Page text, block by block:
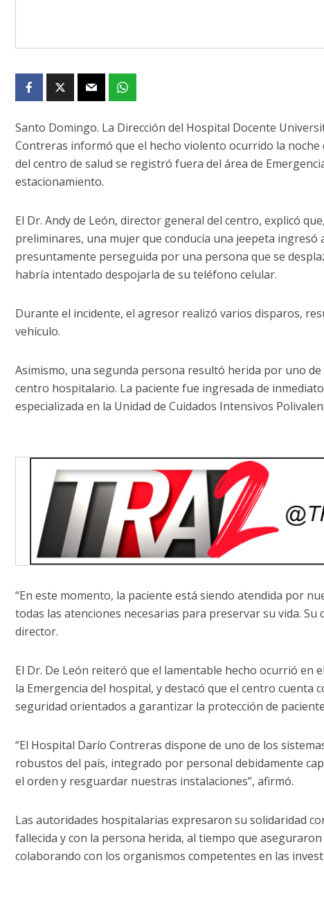
Santo Domingo. La Dirección del Hospital Docente
Contreras informó que el hecho violento ocurrido la noche
del centro de salud se registró fuera del área de
estacionamiento.
El Dr. Andy de León, director general del centro, explicó
preliminares, una mujer que conducía una jeepeta ingresó
presuntamente perseguida por una persona que se
habría intentado despojarla de su teléfono celular.
Durante el incidente, el agresor realizó varios disparos,
vehículo.
Asimismo, una segunda persona resultó herida por uno
centro hospitalario. La paciente fue ingresada de
especializada en la Unidad de Cuidados Intensivos
“En este momento, la paciente está siendo atendida por
todas las atenciones necesarias para preservar su vida. Su
director.
El Dr. De León reiteró que el lamentable hecho ocurrió en
la Emergencia del hospital, y destacó que el centro cuenta
seguridad orientados a garantizar la protección de
“El Hospital Darío Contreras dispone de uno de los
robustos del país, integrado por personal debidamente
el orden y resguardar nuestras instalaciones”, afirmó.
Las autoridades hospitalarias expresaron su solidaridad
fallecida y con la persona herida, al tiempo que
colaborando con los organismos competentes en las